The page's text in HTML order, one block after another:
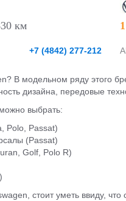
км
+7 (4842) 277-212
В модельном ряду этого
дизайна, передовые
выбрать:
Polo, Passat)
(Passat)
Golf, Polo R)
стоит уметь ввиду,